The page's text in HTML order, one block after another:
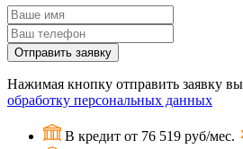
Отправить заявку
Нажимая кнопку отправить заявку вы
обработку персональных данных
В кредит от 76 519 руб/мес.